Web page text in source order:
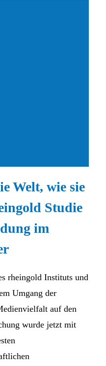
Welt, wie sie
Studie
im
rheingold Instituts und
Umgang der
auf den
wurde jetzt mit